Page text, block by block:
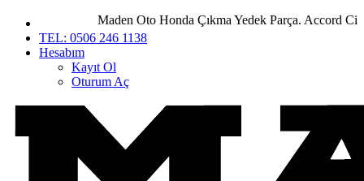
Maden Oto Honda Çıkma Yedek Parça. Accord City
TEL: 0506 246 1138
Hesabım
Kayıt Ol
Oturum Aç